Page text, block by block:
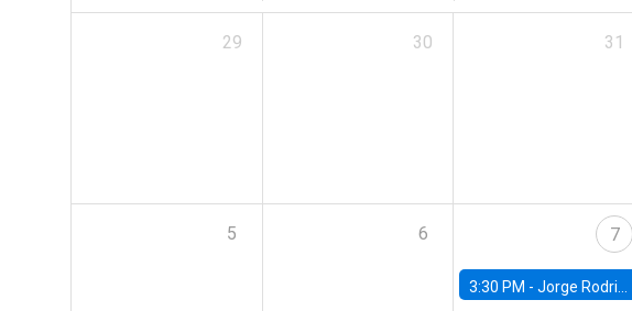
29 30 31
5 6 7
3:30 PM -Jorge Rodriguez, Universidad de Los Andes